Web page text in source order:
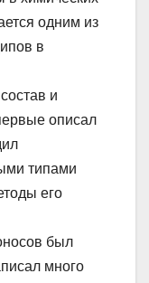
одним из
в
и
описал
типами
его
был
много